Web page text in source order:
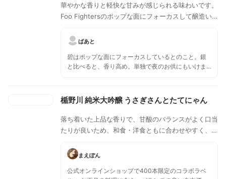
華やかな香りと軽快な甘みが感じられる味わいです。
Foo Fightersのポップな面にフォーカスして醸造い
口当たりと甘みが体全体に染み渡ります。
ばあと
碧はポップな面にフォーカスしているとのこと。銀
と比べると、香り高め。単独で夜のお供にもいけま
楯野川 純米大吟醸 うさぎさんとたてにゃん
落ち着いた上品な香りで、甘酸のバランスがよく口当
たりが良いため、和食・洋食ともに合わせやすく、少
まえぽん
公式オンラインショップで400本限定のコラボラベ